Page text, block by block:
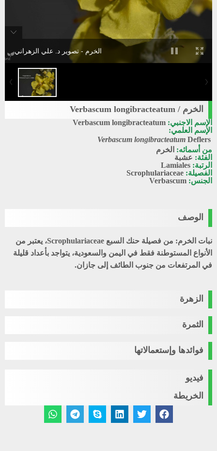
الخرم - تصوير د. علي الزهراني
الخرم / Verbascum longibracteatum
الإسم الاجنبي: Verbascum longibracteatum
الإسم العلمي:
Verbascum longibracteatum Deflers
من أسمائه: الخرم
الفئة: عشبة
الرتبة: Lamiales
الفصيلة: Scrophulariaceae
الجنس: Verbascum
الوصف
نبات الخرم
: من فصيلة حنك السبع Scrophulariaceae، يعتبر من
الأنواع المستوطنة فقط في اليمن والسعودية، يتواجد بأعداد قليلة
في المرتفعات من جنوب الطائف إلى جازان.
الزهرة
الثمرة
فوائدها وإستعمالاتها
فيديو
الخريطة